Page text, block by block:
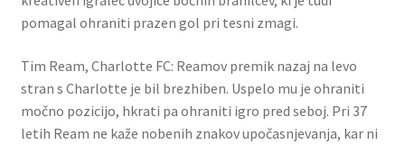
pomagal ohraniti prazen gol pri tesni zmagi.
Tim Ream, Charlotte FC: Reamov premik nazaj na levo
stran s Charlotte je bil brezhiben. Uspelo mu je ohraniti
močno pozicijo, hkrati pa ohraniti igro pred seboj. Pri 37
letih Ream ne kaže nobenih znakov upočasnjevanja, kar ni